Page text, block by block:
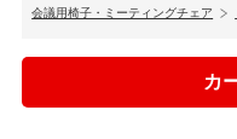
会議用椅子・ミーティングチェア